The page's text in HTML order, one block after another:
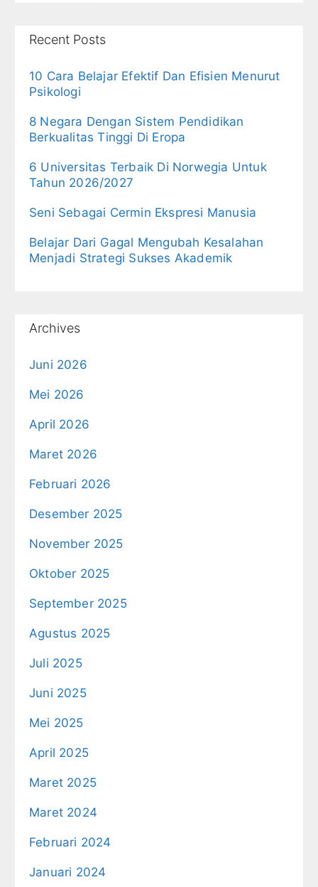
Recent Posts
10 Cara Belajar Efektif Dan Efisien Menurut
Psikologi
8 Negara Dengan Sistem Pendidikan
Berkualitas Tinggi Di Eropa
6 Universitas Terbaik Di Norwegia Untuk
Tahun 2026/2027
Seni Sebagai Cermin Ekspresi Manusia
Belajar Dari Gagal Mengubah Kesalahan
Menjadi Strategi Sukses Akademik
Archives
Juni 2026
Mei 2026
April 2026
Maret 2026
Februari 2026
Desember 2025
November 2025
Oktober 2025
September 2025
Agustus 2025
Juli 2025
Juni 2025
Mei 2025
April 2025
Maret 2025
Maret 2024
Februari 2024
Januari 2024